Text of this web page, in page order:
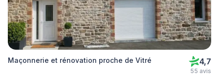
Maçonnerie et rénovation proche de Vitré 4,7
55 avis